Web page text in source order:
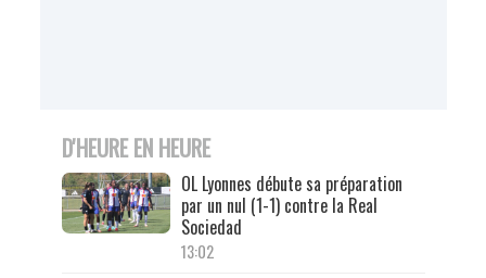
D'HEURE EN HEURE
OL Lyonnes débute sa préparation
par un nul (1-1) contre la Real
Sociedad
13:02